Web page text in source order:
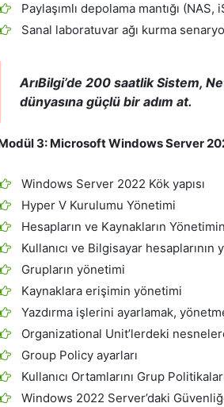
Paylaşımlı depolama mantığı (NAS,
Sanal laboratuvar ağı kurma
ArıBilgi’de 200 saatlikSistem,
dünyasına güçlü bir adım at.
3: Microsoft Windows Server
Windows Server 2022 Kök yapısı
Hyper V Kurulumu Yönetimi
Hesapların ve Kaynakların
Kullanıcı ve Bilgisayar hesaplarının
Grupların yönetimi
Kaynaklara erişimin yönetimi
Yazdırma işlerini ayarlamak,
Organizational Unit’lerdeki
Group Policy ayarları
Kullanıcı Ortamlarını Grup
Windows 2022 Server’daki